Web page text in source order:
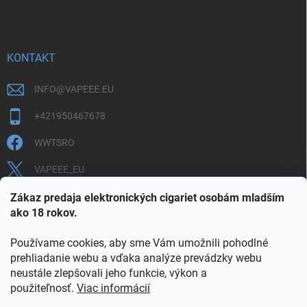
Zákaz predaja elektronických cigariet osobám mladším
ako 18 rokov.
Používame cookies, aby sme Vám umožnili pohodlné
prehliadanie webu a vďaka analýze prevádzky webu
neustále zlepšovali jeho funkcie, výkon a
použiteľnosť. Viac informácií
KONTAKT
INFO@VAPEEE.EU
+421950467678
WWTSRO
VAPEEE_EU
VAPEEE.EU
COOKIES
OBCHODNÉ PODMIENKY